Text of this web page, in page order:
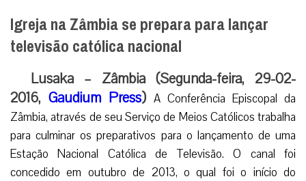
Igreja na Zâmbia se prepara para lançar
televisão católica nacional
Lusaka – Zâmbia (Segunda-feira, 29-02-
2016, Gaudium Press) A Conferência Episcopal da
Zâmbia, através de seu Serviço de Meios Católicos trabalha
para culminar os preparativos para o lançamento de uma
Estação Nacional Católica de Televisão. O canal foi
concedido em outubro de 2013, o qual foi o início do